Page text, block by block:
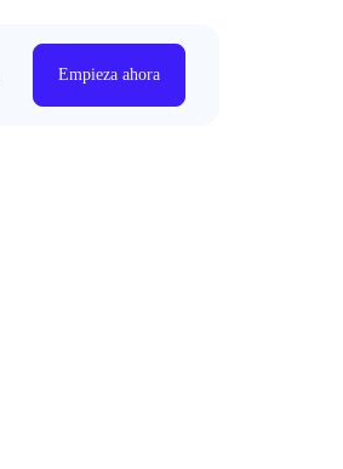
Empieza ahora